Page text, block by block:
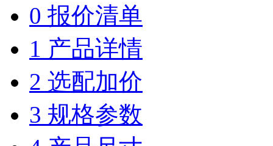
0 报价清单
1 产品详情
2 选配加价
3 规格参数